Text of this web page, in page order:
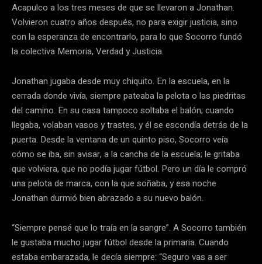
Acapulco a los tres meses de que se llevaron a Jonathan.
Volvieron cuatro años después, no para exigir justicia, sino
con la esperanza de encontrarlo, para lo que Socorro fundó
la colectiva Memoria, Verdad y Justicia.
Jonathan jugaba desde muy chiquito. En la escuela, en la
cerrada donde vivía, siempre pateaba la pelota o las piedritas
del camino. En su casa tampoco soltaba el balón; cuando
llegaba, volaban vasos y trastes, y él se escondía detrás de la
puerta. Desde la ventana de un quinto piso, Socorro veía
cómo se iba, sin avisar, a la cancha de la escuela; le gritaba
que volviera, que no podía jugar fútbol. Pero un día le compró
una pelota de marca, con la que soñaba, y esa noche
Jonathan durmió bien abrazado a su nuevo balón.
“Siempre pensé que lo traía en la sangre”. A Socorro también
le gustaba mucho jugar fútbol desde la primaria. Cuando
estaba embarazada, le decía siempre: “Seguro vas a ser